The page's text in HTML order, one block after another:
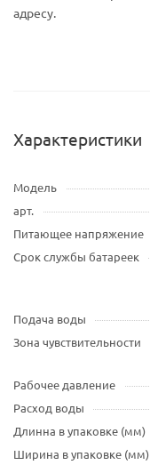
адресу.
Характеристики
Модель
арт.
Питающее напряжение
Срок службы батареек
Подача воды
Зона чувствительности
Рабочее давление
Расход воды
Длинна в упаковке (мм)
Ширина в упаковке (мм)